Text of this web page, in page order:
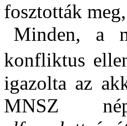
fosztották
Minden, a
konfliktus
igazolta az
MNSZ